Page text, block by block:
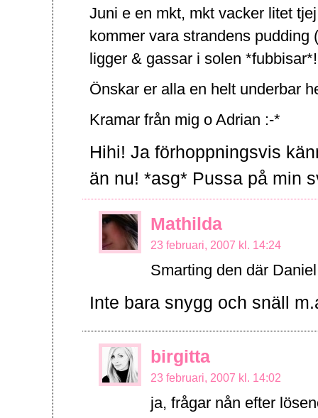
Juni e en mkt, mkt vacker litet
kommer vara strandens
ligger & gassar i solen *fubbisar*!
Önskar er alla en helt underbar
Kramar från mig o Adrian :-*
Hihi! Ja förhoppningsvis
än nu! *asg* Pussa på min
Mathilda
23 februari, 2007 kl. 14:24
Smarting den där
Inte bara snygg och snäll
birgitta
23 februari, 2007 kl. 14:02
ja, frågar nån efter